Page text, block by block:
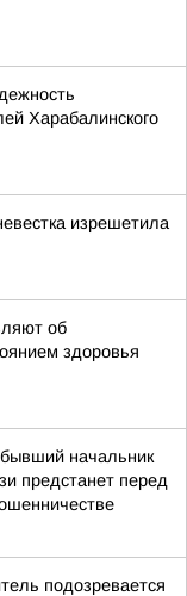
Харабалинского
изрешетила
об
здоровья
начальник
предстанет перед
подозревается